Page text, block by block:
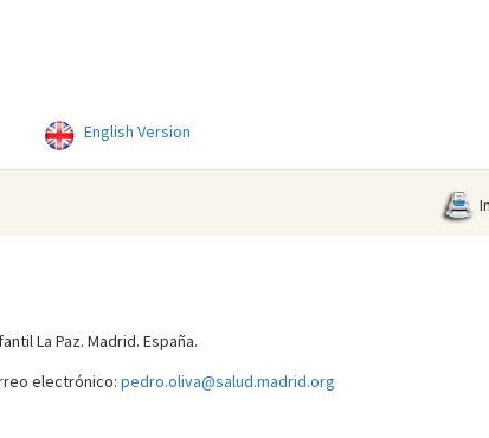
English Version
La Paz. Madrid. España.
electrónico: pedro.oliva@salud.madrid.org